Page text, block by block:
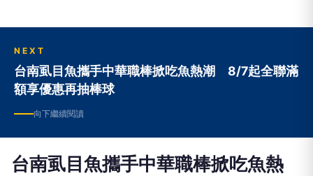
NEXT
台南虱目魚攜手中華職棒掀吃魚熱潮 8/7起全聯滿
額享優惠再抽棒球
向下繼續閱讀
台南虱目魚攜手中華職棒掀吃魚熱